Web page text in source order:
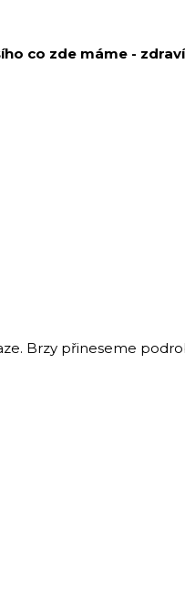
co zde máme -
Brzy přineseme